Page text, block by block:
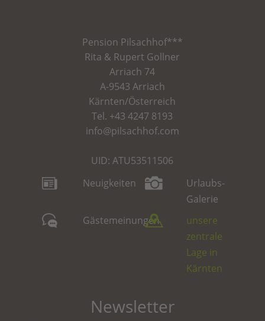
Pension Pilsachhof***
Rita & Rupert Gollner
Arriach 74
A-9543 Arriach
Kärnten/Österreich
Tel. +43 4247 8193
info@pilsachhof.com
UID: ATU53511506
Neuigkeiten
Urlaubs-
Galerie
Gästemeinungen
unsere
zentrale
Lage in
Kärnten
Newsletter